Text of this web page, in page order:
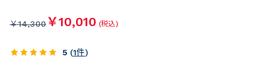
￥14,300￥10,010 (税込)
5 (1件)